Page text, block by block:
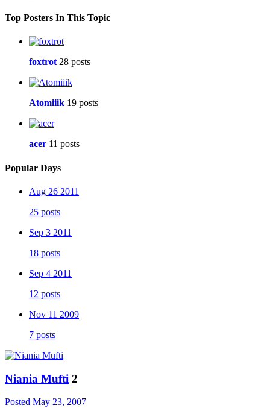
Top Posters In This Topic
foxtrot 28 posts
Atomiiik 19 posts
acer 11 posts
Popular Days
Aug 26 2011
25 posts
Sep 3 2011
18 posts
Sep 4 2011
12 posts
Nov 11 2009
7 posts
Niania Mufti 2
Posted May 23, 2007